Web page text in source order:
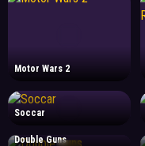
Motor Wars 2
Soccar
Double Guns